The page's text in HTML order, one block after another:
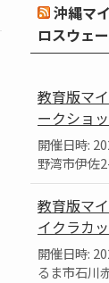
沖縄マ
ロスウェ
教育版マ
ークショ
開催日時:
野湾市伊佐
教育版マ
イクラカ
開催日時:
るま市石川